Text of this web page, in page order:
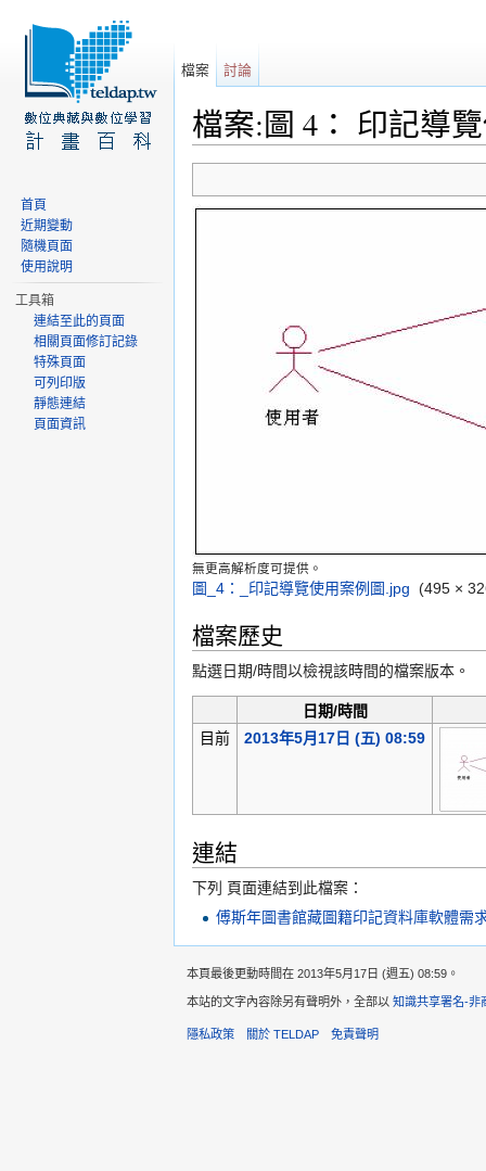
檔案:圖 4： 印記導
無更高解析度可提供。
圖_4：_印記導覽使用案例圖.jpg (495 ×
檔案歷史
點選日期/時間以檢視該時間的檔案版本。
日期/時間
目前
2013年5月17日 (五) 08:59
連結
下列 頁面連結到此檔案：
傅斯年圖書館藏圖籍印記資料庫軟體需
檔案 討論
首頁
近期變動
隨機頁面
使用說明
工具箱
連結至此的頁面
相關頁面修訂記錄
特殊頁面
可列印版
靜態連結
頁面資訊
本頁最後更動時間在 2013年5月17日 (週五) 08:59。
本站的文字內容除另有聲明外，全部以 知識共享署名-非
隱私政策 關於 TELDAP 免責聲明